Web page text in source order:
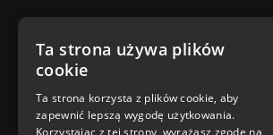
Zakupy u nas
Nasza oferta
Ta strona używa plików
cookie
Ta strona korzysta z plików cookie, aby
zapewnić lepszą wygodę użytkowania.
Korzystając z tej strony, wyrażasz zgodę na